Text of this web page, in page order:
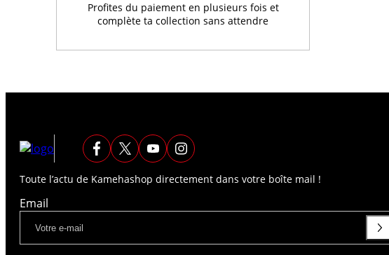
Profites du paiement en plusieurs fois et
complète ta collection sans attendre
Toute l’actu de Kamehashop directement dans votre boîte mail !
Email